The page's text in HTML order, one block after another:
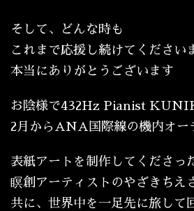
そして、どんな時も
これまで応援し続けてください
本当にありがとうございます
お陰様で432Hz Pianist
2月からANA国際線の機内オー
表紙アートを制作してくださっ
瞑創アーティストのやざきちえ
共に、世界中を一足先に旅して